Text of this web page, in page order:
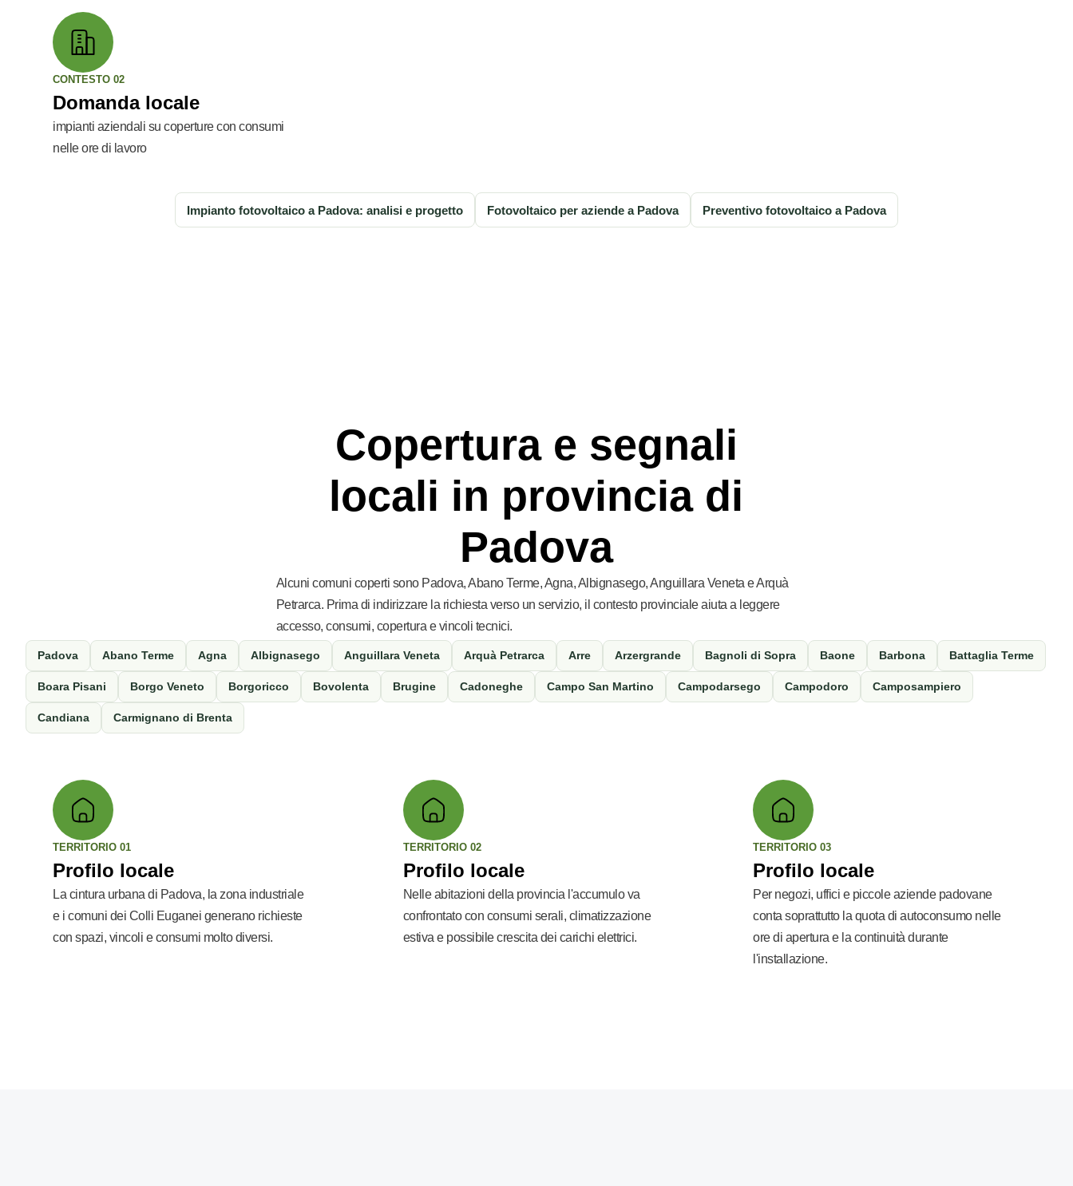
CONTESTO 02
Domanda locale
impianti aziendali su coperture con consumi
nelle ore di lavoro
Impianto fotovoltaico a Padova: analisi e progetto Fotovoltaico per aziende a Padova Preventivo fotovoltaico a Padova
Copertura e segnali
locali in provincia di
Padova
Alcuni comuni coperti sono Padova, Abano Terme, Agna, Albignasego, Anguillara Veneta e Arquà
Petrarca. Prima di indirizzare la richiesta verso un servizio, il contesto provinciale aiuta a leggere
accesso, consumi, copertura e vincoli tecnici.
Padova Abano Terme Agna Albignasego Anguillara Veneta Arquà Petrarca Arre Arzergrande Bagnoli di Sopra Baone Barbona Battaglia Terme
Boara Pisani Borgo Veneto Borgoricco Bovolenta Brugine Cadoneghe Campo San Martino Campodarsego Campodoro Camposampiero
Candiana Carmignano di Brenta
TERRITORIO 01
Profilo locale
La cintura urbana di Padova, la zona industriale
e i comuni dei Colli Euganei generano richieste
con spazi, vincoli e consumi molto diversi.
TERRITORIO 02
Profilo locale
Nelle abitazioni della provincia l'accumulo va
confrontato con consumi serali, climatizzazione
estiva e possibile crescita dei carichi elettrici.
TERRITORIO 03
Profilo locale
Per negozi, uffici e piccole aziende padovane
conta soprattutto la quota di autoconsumo nelle
ore di apertura e la continuità durante
l'installazione.